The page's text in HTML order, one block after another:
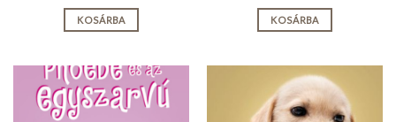
KOSÁRBA KOSÁRBA